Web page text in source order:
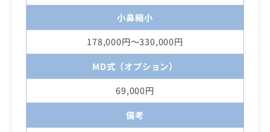
小鼻縮小
178,000円～330,000円
MD式（オプション）
69,000円
備考